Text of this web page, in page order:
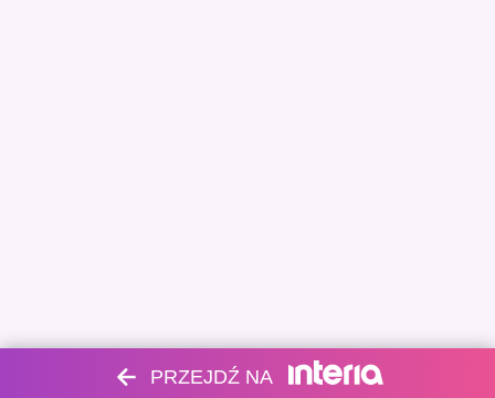
PRZEJDŹ NA